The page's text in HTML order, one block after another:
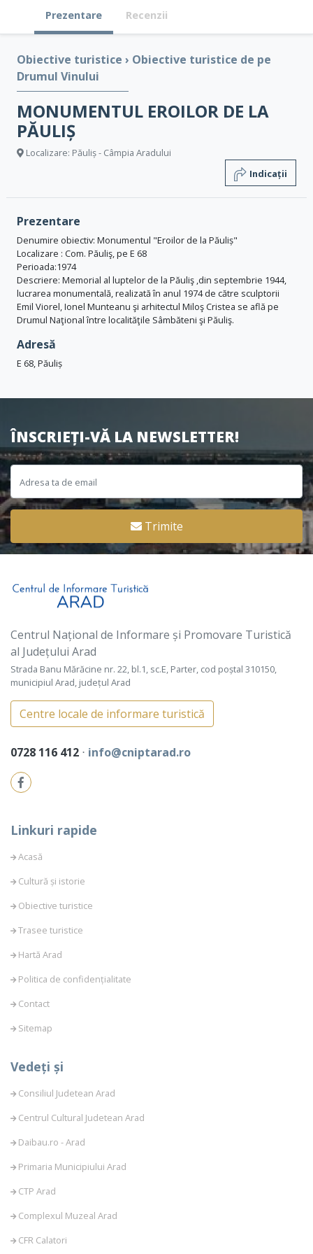
Prezentare Recenzii
Obiective turistice › Obiective turistice de pe
Drumul Vinului
MONUMENTUL EROILOR DE LA
PĂULIȘ
Localizare: Păuliș - Câmpia Aradului
Indicații
Prezentare
Denumire obiectiv: Monumentul "Eroilor de la Păuliș"
Localizare : Com. Păuliş, pe E 68
Perioada:1974
Descriere: Memorial al luptelor de la Păuliş ,din septembrie 1944,
lucrarea monumentală, realizată în anul 1974 de către sculptorii
Emil Viorel, Ionel Munteanu şi arhitectul Miloş Cristea se află pe
Drumul Naţional între localităţile Sâmbăteni şi Păuliş.
Adresă
E 68, Păuliș
ÎNSCRIEȚI-VĂ LA NEWSLETTER!
Trimite
Centrul Național de Informare și Promovare Turistică
al Județului Arad
Strada Banu Mărăcine nr. 22, bl.1, sc.E, Parter, cod poștal 310150,
municipiul Arad, județul Arad
Centre locale de informare turistică
0728 116 412 ⋅ info@cniptarad.ro
Linkuri rapide
Acasă
Cultură și istorie
Obiective turistice
Trasee turistice
Hartă Arad
Politica de confidențialitate
Contact
Sitemap
Vedeți și
Consiliul Judetean Arad
Centrul Cultural Judetean Arad
Daibau.ro - Arad
Primaria Municipiului Arad
CTP Arad
Complexul Muzeal Arad
CFR Calatori